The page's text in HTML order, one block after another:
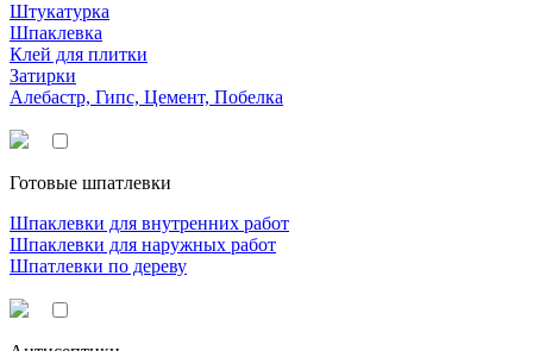
Штукатурка
Шпаклевка
Клей для плитки
Затирки
Алебастр, Гипс, Цемент, Побелка
Готовые шпатлевки
Шпаклевки для внутренних работ
Шпаклевки для наружных работ
Шпатлевки по дереву